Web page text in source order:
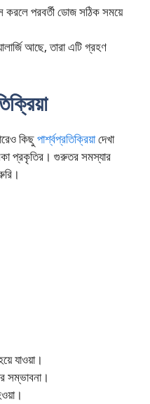
পরবর্তী ডোজ সঠিক সময়ে
আছে, তারা এটি গ্রহণ
কিছুপার্শ্বপ্রতিক্রিয়াদেখা
প্রকৃতির। গুরুতর সমস্যার
যাওয়া।
সম্ভাবনা।